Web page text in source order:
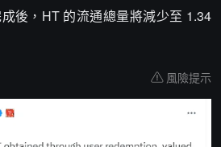
後，HT 的流通總量將減少至 1.34
風險提示